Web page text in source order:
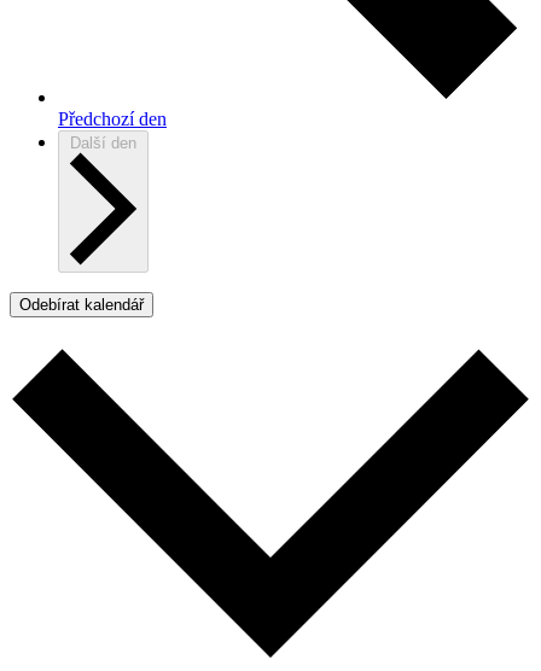
Předchozí den
Další den
Odebírat kalendář